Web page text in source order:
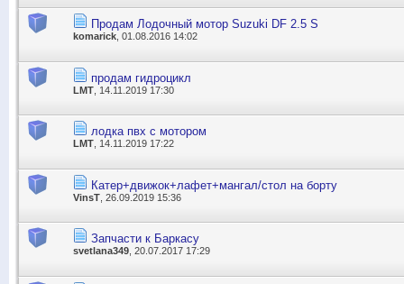
Продам Лодочный мотор Suzuki DF 2.5 S
komarick , 01.08.2016 14:02
продам гидроцикл
LMT , 14.11.2019 17:30
лодка пвх с мотором
LMT , 14.11.2019 17:22
Катер+движок+лафет+мангал/стол на борту
VinsT , 26.09.2019 15:36
Запчасти к Баркасу
svetlana349 , 20.07.2017 17:29